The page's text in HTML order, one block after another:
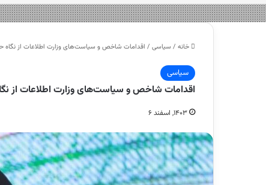
خانه / سیاسی / اقدامات شاخص و سیاست‌های وزارت اطلاعات از
سیاسی
اقدامات شاخص و سیاست‌های وزارت اطلاعات
۱۴۰۳, اسفند ۶